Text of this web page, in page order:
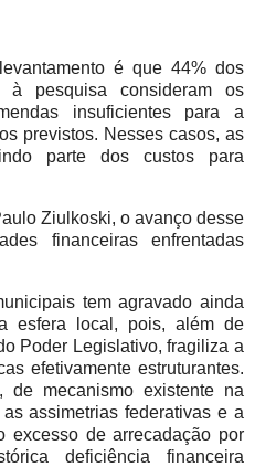
é que 44% dos
à pesquisa consideram os
insuficientes para a
previstos. Nesses casos, as
parte dos custos para
Ziulkoski, o avanço desse
financeiras enfrentadas
tem agravado ainda
esfera local, pois, além de
Poder Legislativo, fragiliza a
efetivamente estruturantes.
mecanismo existente na
assimetrias federativas e a
excesso de arrecadação por
deficiência financeira